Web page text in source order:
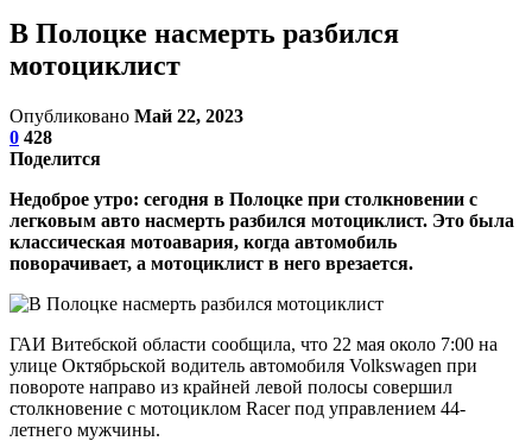
В Полоцке насмерть разбился
мотоциклист
Опубликовано Май 22, 2023
0 428
Поделится
Недоброе утро: сегодня в Полоцке при столкновении с
легковым авто насмерть разбился мотоциклист. Это была
классическая мотоавария, когда автомобиль
поворачивает, а мотоциклист в него врезается.
ГАИ Витебской области сообщила, что 22 мая около 7:00 на
улице Октябрьской водитель автомобиля Volkswagen при
повороте направо из крайней левой полосы совершил
столкновение с мотоциклом Racer под управлением 44-
летнего мужчины.